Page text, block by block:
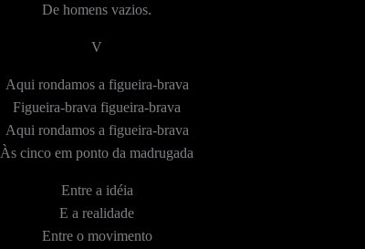
De homens vazios.
V
Aqui rondamos a figueira-brava
Figueira-brava figueira-brava
Aqui rondamos a figueira-brava
Às cinco em ponto da madrugada
Entre a idéia
E a realidade
Entre o movimento